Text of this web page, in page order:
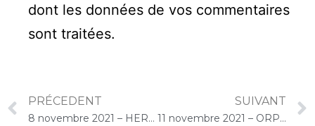
dont les données de vos commentaires
sont traitées.
PRÉCEDENT
8 novembre 2021 – HERMES SANTE Hippocrate (Châtenay-Malabry) : Concert « Cello Solo »
SUIVANT
11 novembre 2021 – ORPEA Les Musiciens (Paris) : Concert « Cello Solo »